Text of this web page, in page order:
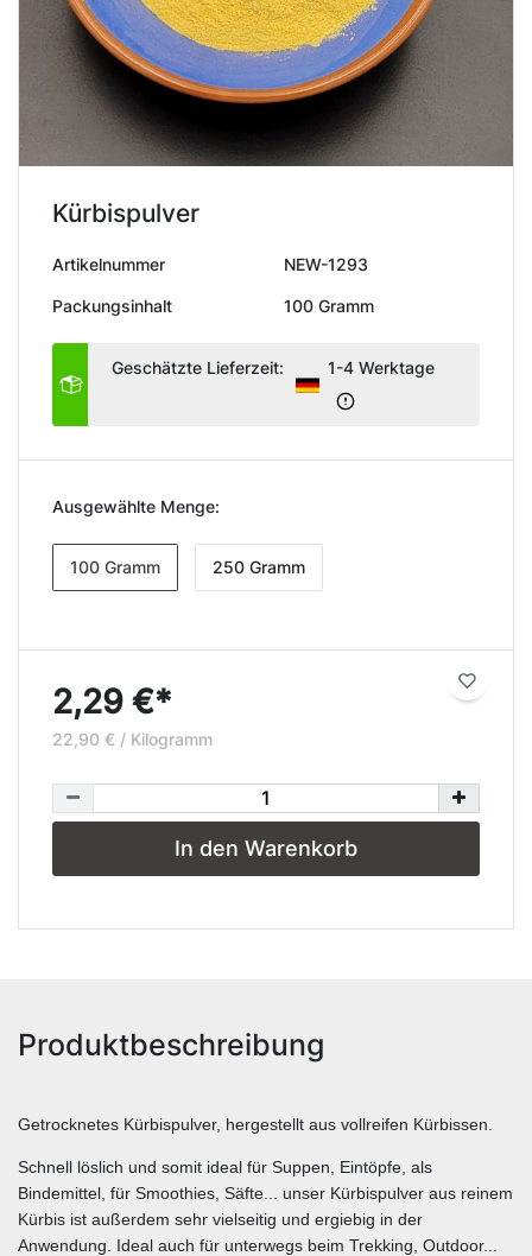
Kürbispulver
Artikelnummer NEW-1293
Packungsinhalt 100 Gramm
Geschätzte Lieferzeit: 1-4 Werktage
Ausgewählte Menge:
100 Gramm 250 Gramm
2,29 €*
22,90 € / Kilogramm
In den Warenkorb
Produktbeschreibung
Getrocknetes Kürbispulver, hergestellt aus vollreifen Kürbissen.
Schnell löslich und somit ideal für Suppen, Eintöpfe, als
Bindemittel, für Smoothies, Säfte... unser Kürbispulver aus reinem
Kürbis ist außerdem sehr vielseitig und ergiebig in der
Anwendung. Ideal auch für unterwegs beim Trekking, Outdoor...